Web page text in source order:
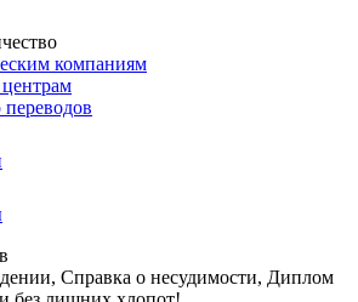
компаниям
Справка о несудимости, Диплом